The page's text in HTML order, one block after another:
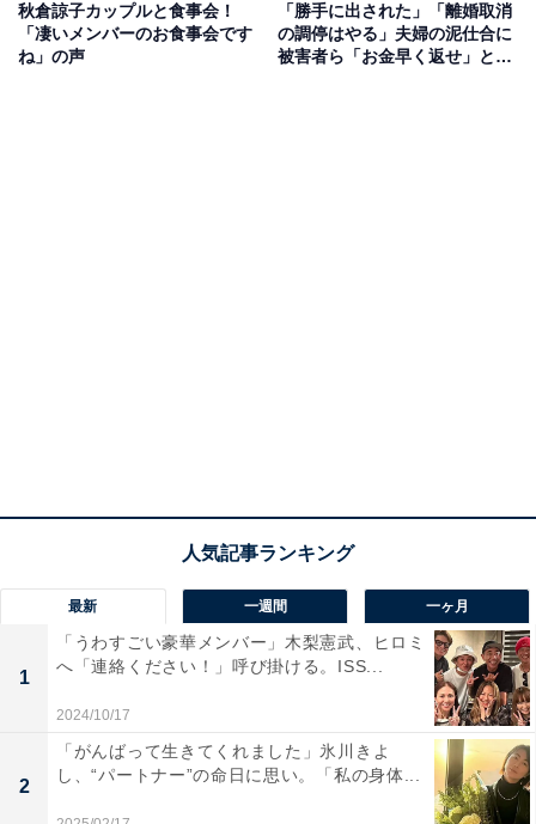
秋倉諒子カップルと食事会！
「凄いメンバーのお食事会です
ね」の声
「勝手に出された」「離婚取消
の調停はやる」夫婦の泥仕合に
被害者ら「お金早く返せ」と怒
最新 一週間 一ヶ月
1
「うわすごい豪華メンバー」木梨憲武、ヒロミ
へ「連絡ください！」呼び掛ける。ISS...
2024/10/17
2
「がんばって生きてくれました」氷川きよ
し、“パートナー”の命日に思い。「私の身体...